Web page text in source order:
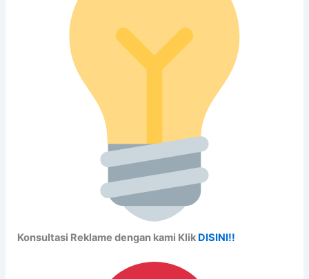
Konsultasi Reklame dengan kami Klik DISINI!!